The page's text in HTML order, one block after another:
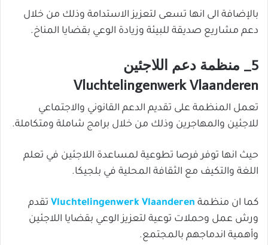
بالإضافة الى انها تسعى لتعزيز الاستدامة وذلك من خلال
دعم مشاريع صديقة للبيئة وزيادة الوعي بقضايا المناخ.
5_ منظمة دعم اللاجئين
Vluchtelingenwerk Vlaanderen
تعمل المنظمة على تقديم الدعم القانوني والاجتماعي
للاجئين والمهاجرين وذلك من خلال برامج شاملة ومتكاملة.
حيث انها توفر فرصا تطوعية لمساعدة اللاجئين في تعلم
اللغة والتكيف مع الثقافة المحلية في بلجيكا.
كما ان منظمة Vluchtelingenwerk Vlaanderen تقدم
ورش عمل وحملات توعية لتعزيز الوعي بقضايا اللاجئين
وأهمية اندماجهم بالمجتمع.